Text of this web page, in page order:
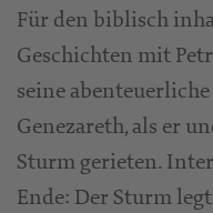
Für den biblisch
Geschichten mit
seine
Genezareth, als er
Sturm gerieten.
Ende: Der Sturm